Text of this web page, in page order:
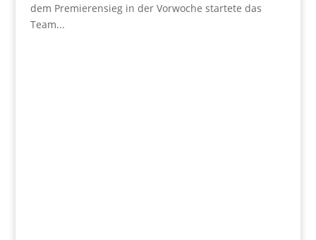
dem Premierensieg in der Vorwoche startete das
Team...